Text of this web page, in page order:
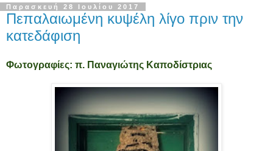
Παρασκευή 28 Ιουλίου 2017
Πεπαλαιωμένη κυψέλη λίγο πριν την
κατεδάφιση
Φωτογραφίες: π. Παναγιώτης Καποδίστριας